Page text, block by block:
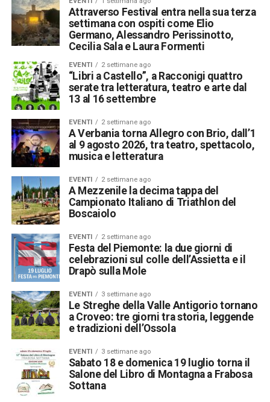
Attraverso Festival entra nella sua terza
settimana con ospiti come Elio
Germano, Alessandro Perissinotto,
Cecilia Sala e Laura Formenti
EVENTI 2 settimane ago
“Libri a Castello”, a Racconigi quattro
serate tra letteratura, teatro e arte dal
13 al 16 settembre
EVENTI 2 settimane ago
A Verbania torna Allegro con Brio, dall’1
al 9 agosto 2026, tra teatro, spettacolo,
musica e letteratura
EVENTI 2 settimane ago
A Mezzenile la decima tappa del
Campionato Italiano di Triathlon del
Boscaiolo
EVENTI 2 settimane ago
Festa del Piemonte: la due giorni di
celebrazioni sul colle dell’Assietta e il
Drapò sulla Mole
EVENTI 3 settimane ago
Le Streghe della Valle Antigorio tornano
a Croveo: tre giorni tra storia, leggende
e tradizioni dell’Ossola
EVENTI 3 settimane ago
Sabato 18 e domenica 19 luglio torna il
Salone del Libro di Montagna a Frabosa
Sottana